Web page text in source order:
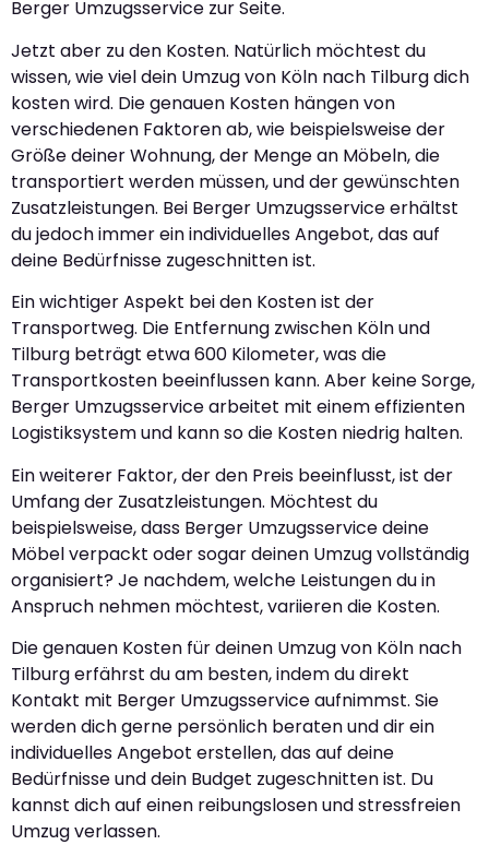
Berger Umzugsservice zur Seite.
Jetzt aber zu den Kosten. Natürlich möchtest du
wissen, wie viel dein Umzug von Köln nach Tilburg dich
kosten wird. Die genauen Kosten hängen von
verschiedenen Faktoren ab, wie beispielsweise der
Größe deiner Wohnung, der Menge an Möbeln, die
transportiert werden müssen, und der gewünschten
Zusatzleistungen. Bei Berger Umzugsservice erhältst
du jedoch immer ein individuelles Angebot, das auf
deine Bedürfnisse zugeschnitten ist.
Ein wichtiger Aspekt bei den Kosten ist der
Transportweg. Die Entfernung zwischen Köln und
Tilburg beträgt etwa 600 Kilometer, was die
Transportkosten beeinflussen kann. Aber keine Sorge,
Berger Umzugsservice arbeitet mit einem effizienten
Logistiksystem und kann so die Kosten niedrig halten.
Ein weiterer Faktor, der den Preis beeinflusst, ist der
Umfang der Zusatzleistungen. Möchtest du
beispielsweise, dass Berger Umzugsservice deine
Möbel verpackt oder sogar deinen Umzug vollständig
organisiert? Je nachdem, welche Leistungen du in
Anspruch nehmen möchtest, variieren die Kosten.
Die genauen Kosten für deinen Umzug von Köln nach
Tilburg erfährst du am besten, indem du direkt
Kontakt mit Berger Umzugsservice aufnimmst. Sie
werden dich gerne persönlich beraten und dir ein
individuelles Angebot erstellen, das auf deine
Bedürfnisse und dein Budget zugeschnitten ist. Du
kannst dich auf einen reibungslosen und stressfreien
Umzug verlassen.